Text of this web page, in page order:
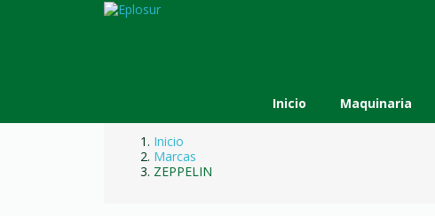
Inicio Maquinaria
Inicio
Marcas
ZEPPELIN